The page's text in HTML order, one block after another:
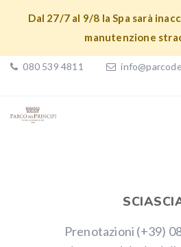
Dal 27/7 al 9/8 la Spa sarà
manutenzione
080 539 4811
Prenotazioni (+39)